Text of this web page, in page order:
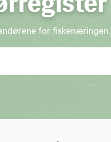
for fiskenæringen.